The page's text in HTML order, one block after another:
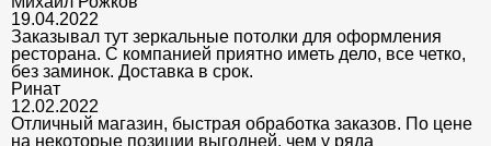
19.04.2022
Заказывал тут зеркальные потолки для оформления
ресторана. С компанией приятно иметь дело, все четко,
без заминок. Доставка в срок.
Ринат
12.02.2022
Отличный магазин, быстрая обработка заказов. По цене
на некоторые позиции выгодней, чем у ряда